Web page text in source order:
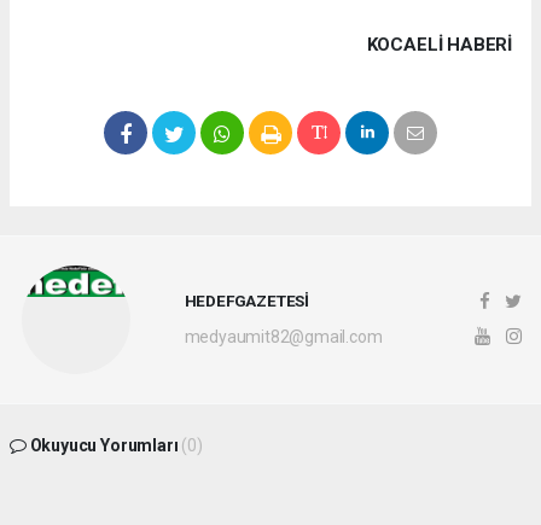
KOCAELI HABERİ
HEDEFGAZETESİ
medyaumit82@gmail.com
Okuyucu Yorumları (0)